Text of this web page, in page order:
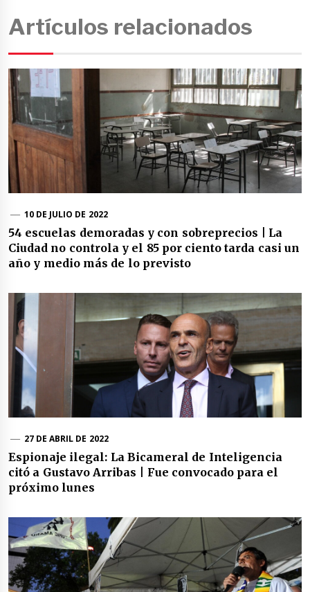
Artículos relacionados
10 DE JULIO DE 2022
54 escuelas demoradas y con sobreprecios | La
Ciudad no controla y el 85 por ciento tarda casi un
año y medio más de lo previsto
27 DE ABRIL DE 2022
Espionaje ilegal: La Bicameral de Inteligencia
citó a Gustavo Arribas | Fue convocado para el
próximo lunes